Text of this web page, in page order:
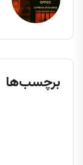
برچسب‌ها